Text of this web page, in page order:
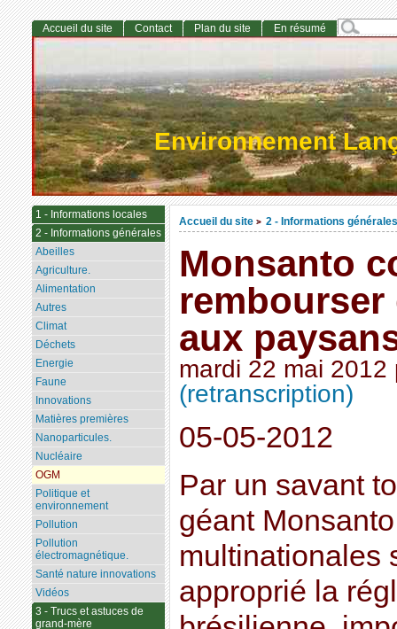
Environnement
Accueil du site > 2 - Informations générales
Monsanto
aux
mardi 22 mai 2012
(retranscription)
05-05-2012
Par un savant
géant
multinationales
approprié la
Accueil du site Contact Plan du site En résumé
1 - Informations locales
2 - Informations générales
Abeilles
Agriculture.
Alimentation
Autres
Climat
Déchets
Energie
Faune
Innovations
Matières premières
Nanoparticules.
Nucléaire
OGM
Politique et
environnement
Pollution
Pollution
électromagnétique.
Santé nature innovations
Vidéos
3 - Trucs et astuces de
grand-mère